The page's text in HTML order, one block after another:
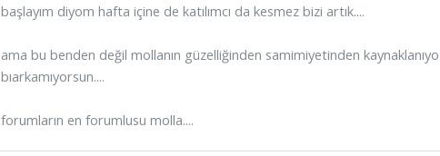
başlayım diyom hafta içine de katılımcı da kesmez bizi artık....
ama bu benden değil mollanın güzelliğinden samimiyetinden
bıarkamıyorsun....
forumların en forumlusu molla....